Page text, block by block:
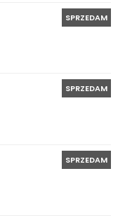
SPRZEDAM
SPRZEDAM
SPRZEDAM